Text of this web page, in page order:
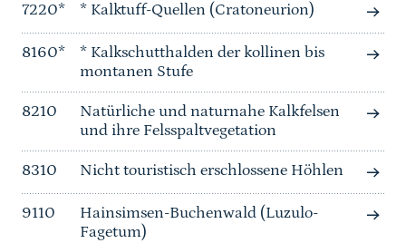
7220* * Kalktuff-Quellen (Cratoneurion)
8160*
* Kalkschutthalden der kollinen bis
montanen Stufe
8210
Natürliche und naturnahe Kalkfelsen
und ihre Felsspaltvegetation
8310 Nicht touristisch erschlossene Höhlen
9110
Hainsimsen-Buchenwald (Luzulo-
Fagetum)